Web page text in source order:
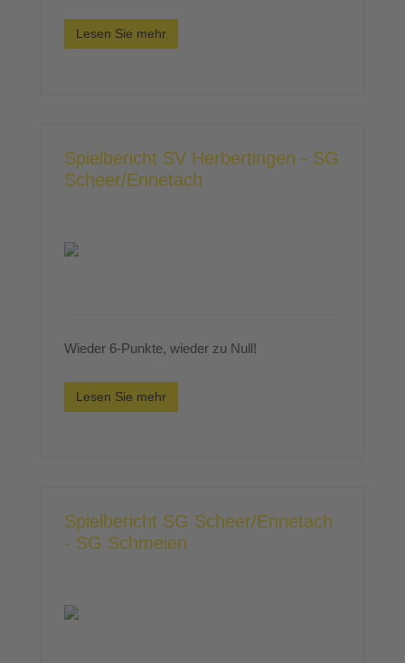
Lesen Sie mehr
Spielbericht SV Herbertingen - SG
Scheer/Ennetach
Wieder 6-Punkte, wieder zu Null!
Lesen Sie mehr
Spielbericht SG Scheer/Ennetach
- SG Schmeien